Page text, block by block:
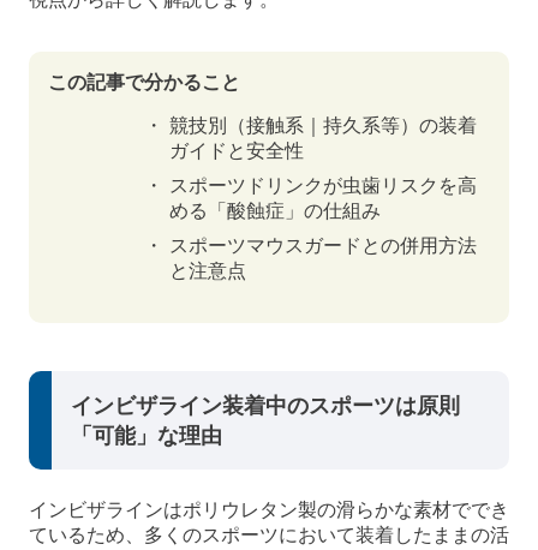
この記事で分かること
競技別（接触系｜持久系等）の装着
ガイドと安全性
スポーツドリンクが虫歯リスクを高
める「酸蝕症」の仕組み
スポーツマウスガードとの併用方法
と注意点
インビザライン装着中のスポーツは原則
「可能」な理由
インビザラインはポリウレタン製の滑らかな素材ででき
ているため、多くのスポーツにおいて装着したままの活